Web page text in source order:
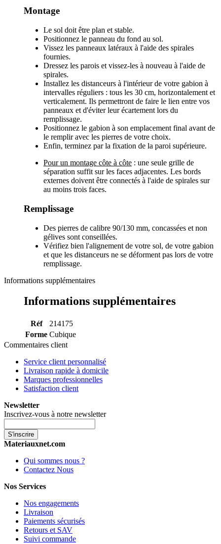
Montage
Le sol doit être plan et stable.
Positionnez le panneau du fond au sol.
Vissez les panneaux latéraux à l'aide des spirales
fournies.
Dressez les parois et vissez-les à nouveau à l'aide de
spirales.
Installez les distanceurs à l'intérieur de votre gabion à
intervalles réguliers : tous les 30 cm, horizontalement et
verticalement. Ils permettront de faire le lien entre vos
panneaux et d'éviter leur écartement lors du
remplissage.
Positionnez le gabion à son emplacement final avant de
le remplir avec les pierres de votre choix.
Enfin, terminez par la fixation de la paroi supérieure.
Pour un montage côte à côte : une seule grille de
séparation suffit sur les faces adjacentes. Les bords
externes doivent être connectés à l'aide de spirales sur
au moins trois faces.
Remplissage
Des pierres de calibre 90/130 mm, concassées et non
gélives sont conseillées.
Vérifiez bien l'alignement de votre sol, de votre gabion
et que les distanceurs ne se déforment pas lors de votre
remplissage.
Informations supplémentaires
Informations supplémentaires
Réf
214175
Forme Cubique
Commentaires client
Service client personnalisé
Livraison rapide à domicile
Marques professionnelles
Satisfaction client
Newsletter
Inscrivez-vous à notre newsletter
S'inscrire
Materiauxnet.com
Qui sommes nous ?
Contactez Nous
Nos Services
Nos engagements
Livraison
Paiements sécurisés
Retours et SAV
Suivi commande